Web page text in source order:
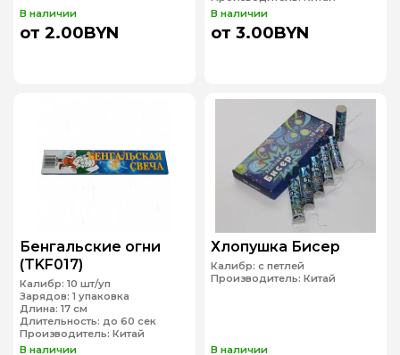
В наличии
от 2.00BYN
В наличии
от 3.00BYN
Бенгальские огни
(TKF017)
Калибр: 10 шт/уп
Зарядов: 1 упаковка
Длина: 17 см
Длительность: до 60 сек
Производитель: Китай
В наличии
Хлопушка Бисер
Калибр: с петлей
Производитель: Китай
В наличии